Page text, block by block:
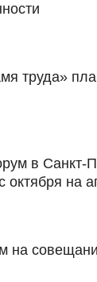
труда»
в Санкт-
октября на
на